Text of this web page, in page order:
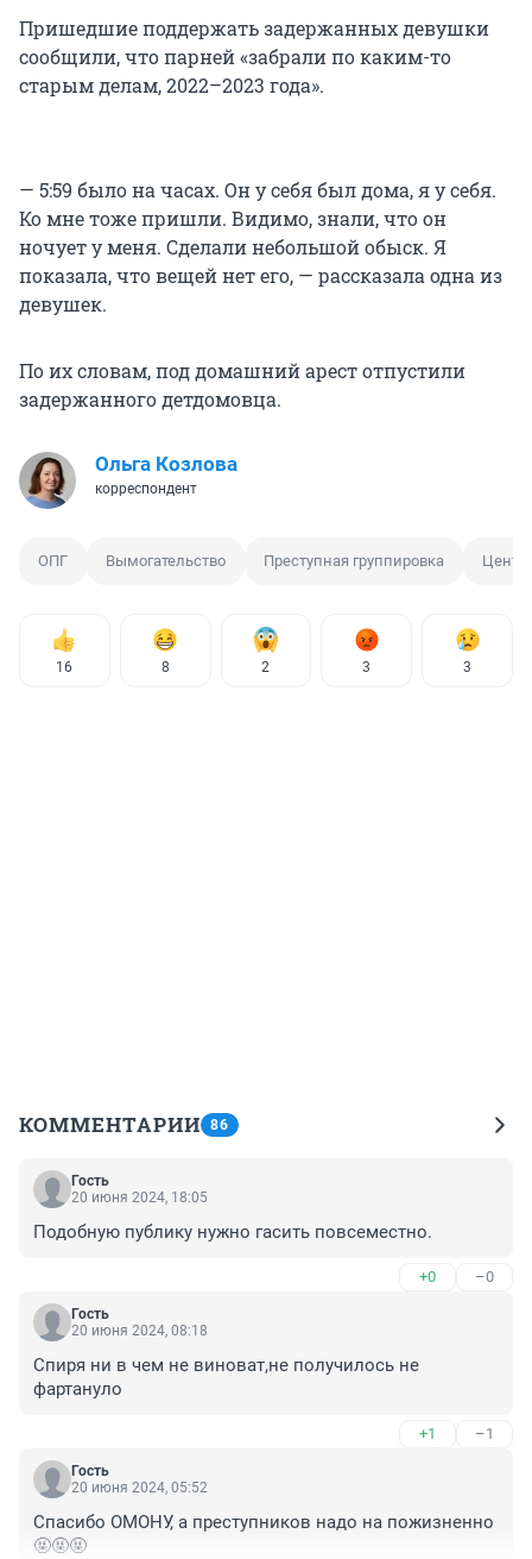
Пришедшие поддержать задержанных девушки
сообщили, что парней «забрали по каким-то
старым делам, 2022–2023 года».
— 5:59 было на часах. Он у себя был дома, я у себя.
Ко мне тоже пришли. Видимо, знали, что он
ночует у меня. Сделали небольшой обыск. Я
показала, что вещей нет его, — рассказала одна из
девушек.
По их словам, под домашний арест отпустили
задержанного детдомовца.
Ольга Козлова
корреспондент
ОПГ Вымогательство Преступная группировка
16 8 2 3 3
КОММЕНТАРИИ 86
Гость
20 июня 2024, 18:05
Подобную публику нужно гасить повсеместно.
+0 –0
Гость
20 июня 2024, 08:18
Спиря ни в чем не виноват,не получилось не
фартануло
+1 –1
Гость
20 июня 2024, 05:52
Спасибо ОМОНУ, а преступников надо на пожизненно
🤬🤬🤬